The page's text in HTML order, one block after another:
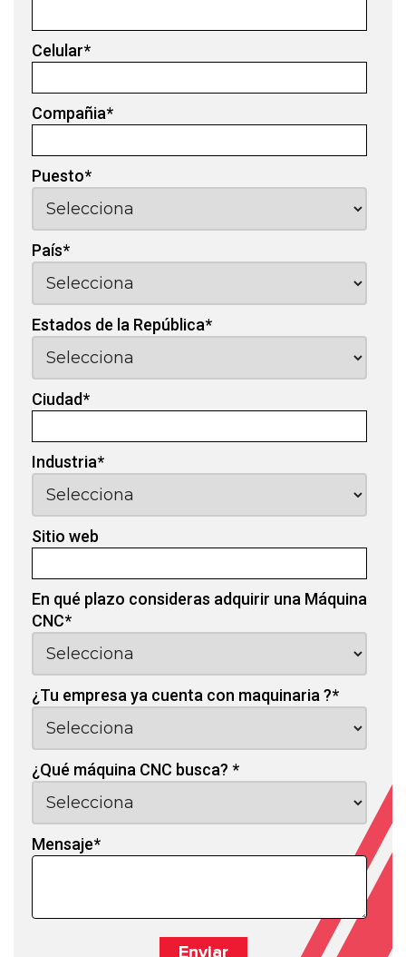
Celular*
Compañia*
Puesto*
País*
Estados de la República*
Ciudad*
Industria*
Sitio web
En qué plazo consideras adquirir una Máquina
CNC*
¿Tu empresa ya cuenta con maquinaria ?*
¿Qué máquina CNC busca? *
Mensaje*